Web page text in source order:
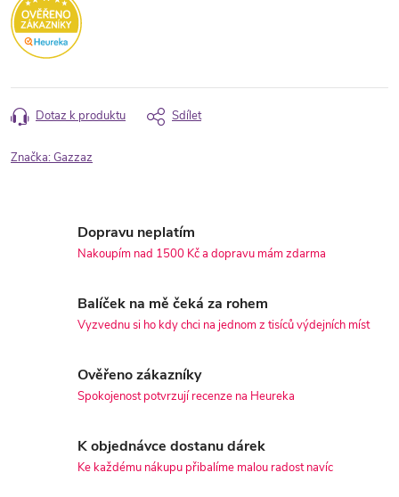
Dotaz k produktu Sdílet
Značka:Gazzaz
Dopravu neplatím
Nakoupím nad 1500 Kč a dopravu mám zdarma
Balíček na mě čeká za rohem
Vyzvednu si ho kdy chci na jednom z tisíců výdejních míst
Ověřeno zákazníky
Spokojenost potvrzují recenze na Heureka
K objednávce dostanu dárek
Ke každému nákupu přibalíme malou radost navíc